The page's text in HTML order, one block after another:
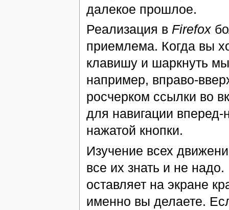
далекое прошлое.
Реализация в Firefox
приемлема. Когда вы
клавишу и шаркнуть
например, вправо-
росчерком ссылки во
для навигации
нажатой кнопки.
Изучение всех
все их знать и не
оставляет на экране
именно вы делаете.